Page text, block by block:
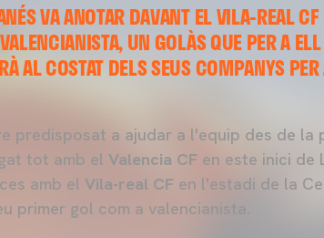
VA ANOTAR DAVANT EL VILA-REAL
UN GOLÀS QUE PER A
AL COSTAT DELS SEUS COMPANYS
predisposat a ajudar a l'equip des de la
tot amb el Valencia CF en este inici de
amb el Vila-real CF en l'estadi de la
primer gol com a valencianista.